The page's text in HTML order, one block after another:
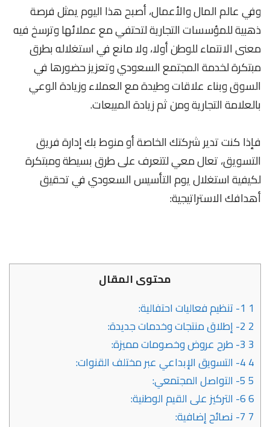
وفي عالم المال والأعمال، أصبح هذا اليوم يمثل فرصة
ذهبية للمؤسسات التجارية لتحتفي مع عملائها وترسخ فيه
معنى الانتماء للوطن أولا، ولا مانع في استغلاله بطرق
مبتكرة لخدمة المجتمع السعودي وتعزيز حضورها في
السوق وبناء علاقات وطيدة مع العملاء وزيادة الوعي
بالعلامة التجارية ومن ثم زيادة المبيعات.
فإذا كنت تدير شركتك الخاصة أو منوط بك إدارة فريق
التسويق، تعال معي لتتعرف على طرق بسيطة ومبتكرة
لكيفية استغلال يوم التأسيس السعودي في تحقيق
أهدافك الاستراتيجية:
محتوى المقال
1
2
3
4
5
6
7